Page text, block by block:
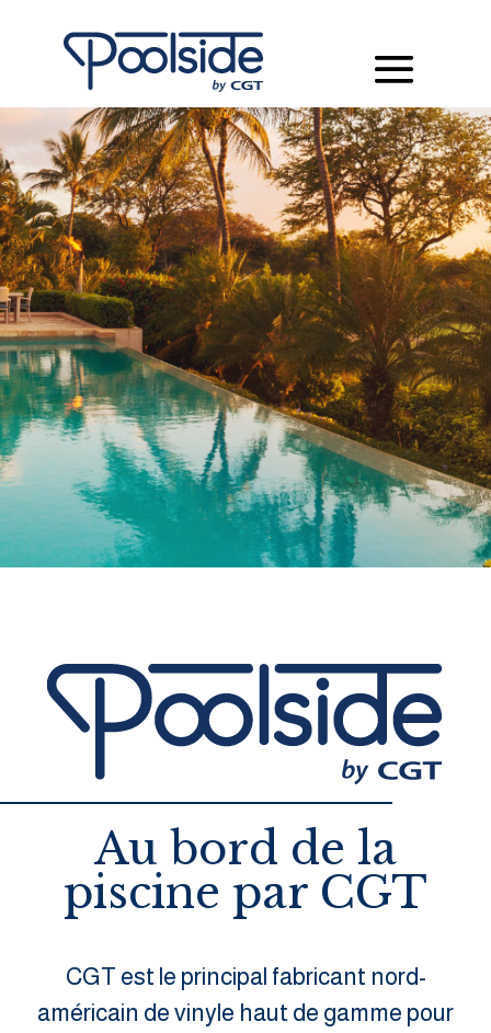
Au bord de la
piscine par CGT
CGT est le principal fabricant nord-
américain de vinyle haut de gamme pour